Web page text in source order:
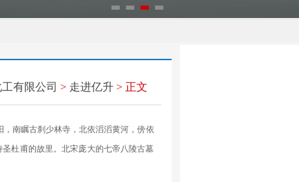
有限公司 > 走进亿升> 正文
南瞩古刹少林寺，北依滔滔黄河，傍依
杜甫的故里。北宋庞大的七帝八陵古墓